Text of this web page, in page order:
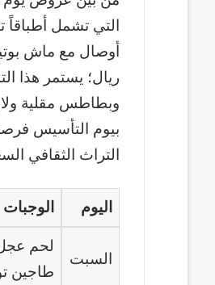
التي تشمل
ريال؛ يستمر هذا
وبطاطس مقلية
بيوم التأسيس
التراث الثقافي
اليوم الوجبات
السبت
لحم
طاجين